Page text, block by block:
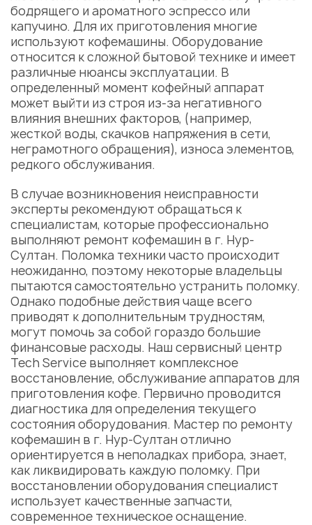
бодрящего и ароматного эспрессо или
капучино. Для их приготовления многие
используют кофемашины. Оборудование
относится к сложной бытовой технике и имеет
различные нюансы эксплуатации. В
определенный момент кофейный аппарат
может выйти из строя из-за негативного
влияния внешних факторов, (например,
жесткой воды, скачков напряжения в сети,
неграмотного обращения), износа элементов,
редкого обслуживания.
В случае возникновения неисправности
эксперты рекомендуют обращаться к
специалистам, которые профессионально
выполняют ремонт кофемашин в г. Нур-
Султан. Поломка техники часто происходит
неожиданно, поэтому некоторые владельцы
пытаются самостоятельно устранить поломку.
Однако подобные действия чаще всего
приводят к дополнительным трудностям,
могут помочь за собой гораздо большие
финансовые расходы. Наш сервисный центр
Tech Service выполняет комплексное
восстановление, обслуживание аппаратов для
приготовления кофе. Первично проводится
диагностика для определения текущего
состояния оборудования. Мастер по ремонту
кофемашин в г. Нур-Султан отлично
ориентируется в неполадках прибора, знает,
как ликвидировать каждую поломку. При
восстановлении оборудования специалист
использует качественные запчасти,
современное техническое оснащение.